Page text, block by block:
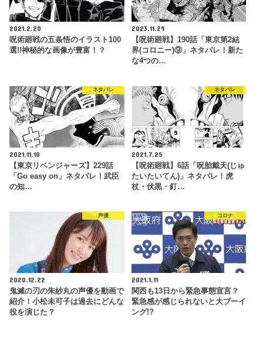
2021.2.20
呪術廻戦の五条悟のイラスト100
選!!神秘的な画像が豊富！？
2023.11.29
【呪術廻戦】190話「東京第2結
界(コロニー)⑨」ネタバレ！新た
な4つの…
ネタバレ
2021.11.10
【東京リベンジャーズ】229話
「Go easy on」ネタバレ！武臣
の知…
ネタバレ
2021.7.25
【呪術廻戦】6話「呪胎戴天(じゅ
たいたいてん)」ネタバレ！虎
杖・伏黒・釘…
声優
2020.12.22
鬼滅の刃の朱紗丸の声優を動画で
紹介！小松未可子は過去にどんな
役を演じた？
コロナ
2021.1.11
関西も13日から緊急事態宣言？
緊急感が感じられないと大ブーイ
ング!?